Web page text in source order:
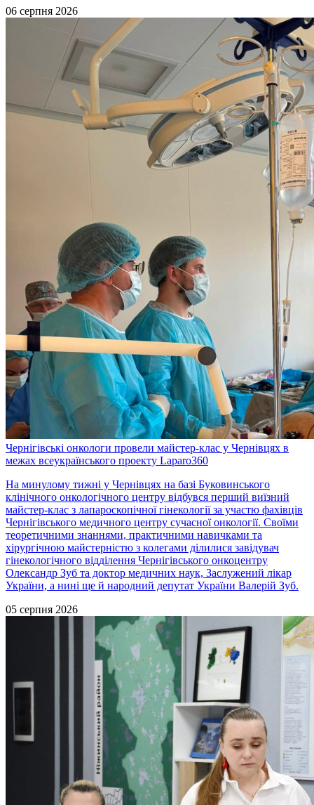
06 серпня 2026
Чернігівські онкологи провели майстер-клас у Чернівцях в
межах всеукраїнського проекту Laparo360
На минулому тижні у Чернівцях на базі Буковинського
клінічного онкологічного центру відбувся перший виїзний
майстер-клас з лапароскопічної гінекології за участю фахівців
Чернігівського медичного центру сучасної онкології. Своїми
теоретичними знаннями, практичними навичками та
хірургічною майстерністю з колегами ділилися завідувач
гінекологічного відділення Чернігівського онкоцентру
Олександр Зуб та доктор медичних наук, Заслужений лікар
України, а нині ще й народний депутат України Валерій Зуб.
05 серпня 2026